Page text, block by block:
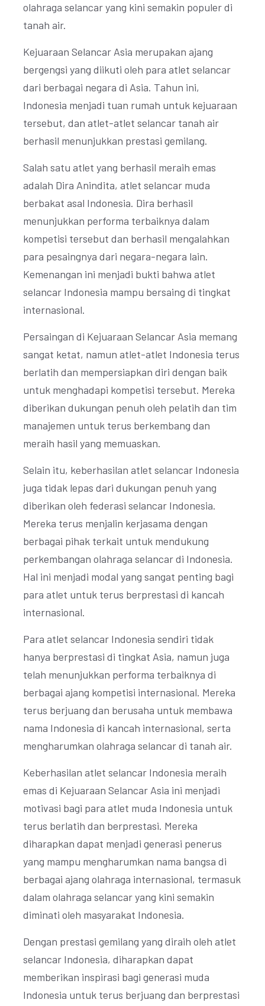
olahraga selancar yang kini semakin populer di
tanah air.
Kejuaraan Selancar Asia merupakan ajang
bergengsi yang diikuti oleh para atlet selancar
dari berbagai negara di Asia. Tahun ini,
Indonesia menjadi tuan rumah untuk kejuaraan
tersebut, dan atlet-atlet selancar tanah air
berhasil menunjukkan prestasi gemilang.
Salah satu atlet yang berhasil meraih emas
adalah Dira Anindita, atlet selancar muda
berbakat asal Indonesia. Dira berhasil
menunjukkan performa terbaiknya dalam
kompetisi tersebut dan berhasil mengalahkan
para pesaingnya dari negara-negara lain.
Kemenangan ini menjadi bukti bahwa atlet
selancar Indonesia mampu bersaing di tingkat
internasional.
Persaingan di Kejuaraan Selancar Asia memang
sangat ketat, namun atlet-atlet Indonesia terus
berlatih dan mempersiapkan diri dengan baik
untuk menghadapi kompetisi tersebut. Mereka
diberikan dukungan penuh oleh pelatih dan tim
manajemen untuk terus berkembang dan
meraih hasil yang memuaskan.
Selain itu, keberhasilan atlet selancar Indonesia
juga tidak lepas dari dukungan penuh yang
diberikan oleh federasi selancar Indonesia.
Mereka terus menjalin kerjasama dengan
berbagai pihak terkait untuk mendukung
perkembangan olahraga selancar di Indonesia.
Hal ini menjadi modal yang sangat penting bagi
para atlet untuk terus berprestasi di kancah
internasional.
Para atlet selancar Indonesia sendiri tidak
hanya berprestasi di tingkat Asia, namun juga
telah menunjukkan performa terbaiknya di
berbagai ajang kompetisi internasional. Mereka
terus berjuang dan berusaha untuk membawa
nama Indonesia di kancah internasional, serta
mengharumkan olahraga selancar di tanah air.
Keberhasilan atlet selancar Indonesia meraih
emas di Kejuaraan Selancar Asia ini menjadi
motivasi bagi para atlet muda Indonesia untuk
terus berlatih dan berprestasi. Mereka
diharapkan dapat menjadi generasi penerus
yang mampu mengharumkan nama bangsa di
berbagai ajang olahraga internasional, termasuk
dalam olahraga selancar yang kini semakin
diminati oleh masyarakat Indonesia.
Dengan prestasi gemilang yang diraih oleh atlet
selancar Indonesia, diharapkan dapat
memberikan inspirasi bagi generasi muda
Indonesia untuk terus berjuang dan berprestasi